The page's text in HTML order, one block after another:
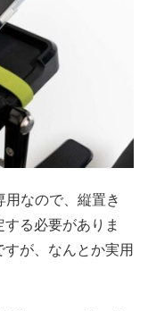
なので、縦置き
る必要がありま
が、なんとか実用